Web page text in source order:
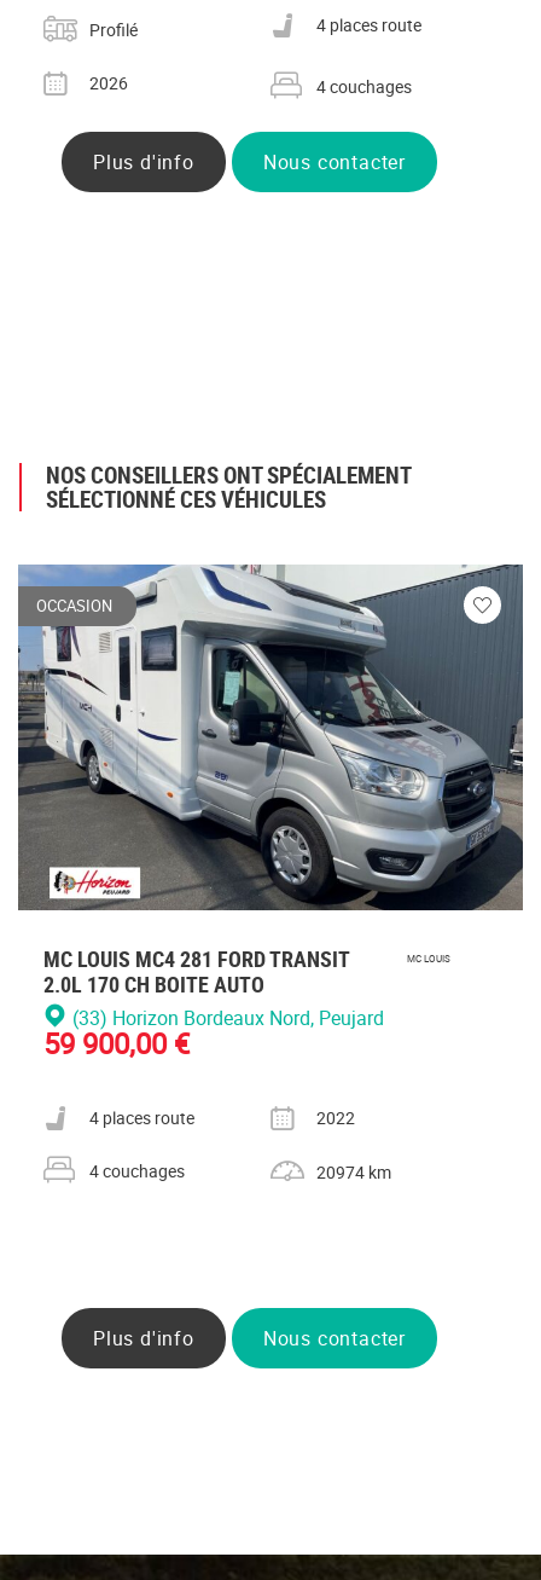
Catégorie
Profilé
Nombre de places carte grise
4 places route
Année
2026
Nombre de couchages
4 couchages
Plus d'info Nous contacter
NOS CONSEILLERS ONT SPÉCIALEMENT
SÉLECTIONNÉ CES VÉHICULES
OCCASION
Veuillez
MC LOUIS MC4 281 FORD TRANSIT
2.0L 170 CH BOITE AUTO
MC LOUIS
(33) Horizon Bordeaux Nord, Peujard
59 900,00 €
Nombre de places carte grise
4 places route
Année
2022
Nombre de couchages
4 couchages
Kilométrage
20974 km
Plus d'info Nous contacter